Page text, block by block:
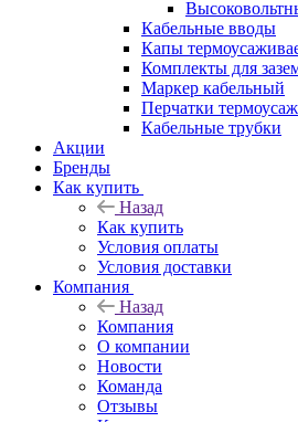
Кабельные вводы
Капы
Комплекты для
Маркер кабельный
Перчатки
Кабельные трубки
Акции
Бренды
Как купить
Назад
Как купить
Условия оплаты
Условия доставки
Компания
Назад
Компания
О компании
Новости
Команда
Отзывы